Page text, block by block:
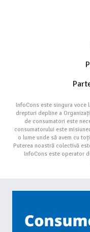
InfoCons este singura voce
drepturi depline a
de consumatori este
consumatorului este
o lume unde să avem cu
Puterea noastră colectivă
InfoCons este operator